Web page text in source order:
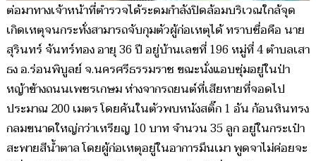
ต่อมาทางเจ้าหน้าที่ตำรวจได้ระดมกำลังปิดล้อมบริเวณใกล้จุด
เกิดเหตุจนกระทั่งสามารถจับกุมตัวผู้ก่อเหตุได้ ทราบชื่อคือ นาย
สุรินทร์ จันทร์ทอง อายุ 36 ปี อยู่บ้านเลขที่ 196 หมู่ที่ 4 ตำบลเสา
ธง อ.ร่อนพิบูลย์ จ.นครศรีธรรมราช ขณะนั่งแอบซุ่มอยู่ในป่า
หญ้าข้างถนนเพชรเกษม ห่างจากรถยนต์ที่เสียหายที่จอดไป
ประมาณ 200 เมตร โดยค้นในตัวพบหนังสติ๊ก 1 อัน ก้อนหินทรง
กลมขนาดใหญ่กว่าเหรียญ 10 บาท จำนวน 35 ลูก อยู่ในกระเป๋า
สะพายสีน้ำตาล โดยผู้ก่อเหตุอยู่ในอาการมึนเมา พูดจาไม่ค่อยจะ